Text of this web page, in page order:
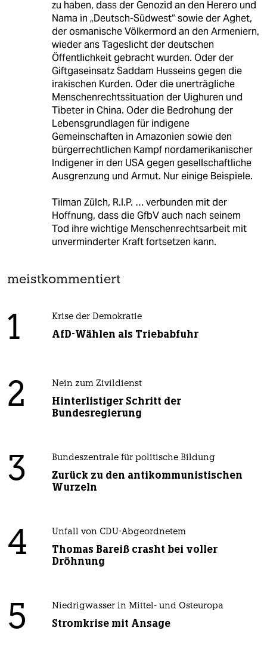
zu haben, dass der Genozid an den Herero und
Nama in „Deutsch-Südwest“ sowie der Aghet,
der osmanische Völkermord an den Armeniern,
wieder ans Tageslicht der deutschen
Öffentlichkeit gebracht wurden. Oder der
Giftgaseinsatz Saddam Husseins gegen die
irakischen Kurden. Oder die unerträgliche
Menschenrechtssituation der Uighuren und
Tibeter in China. Oder die Bedrohung der
Lebensgrundlagen für indigene
Gemeinschaften in Amazonien sowie den
bürgerrechtlichen Kampf nordamerikanischer
Indigener in den USA gegen gesellschaftliche
Ausgrenzung und Armut. Nur einige Beispiele.
Tilman Zülch, R.I.P. … verbunden mit der
Hoffnung, dass die GfbV auch nach seinem
Tod ihre wichtige Menschenrechtsarbeit mit
unverminderter Kraft fortsetzen kann.
meistkommentiert
1 Krise der Demokratie
AfD-Wählen als Triebabfuhr
2 Nein zum Zivildienst
Hinterlistiger Schritt der
Bundesregierung
3 Bundeszentrale für politische Bildung
Zurück zu den antikommunistischen
Wurzeln
4 Unfall von CDU-Abgeordnetem
Thomas Bareiß crasht bei voller
Dröhnung
5 Niedrigwasser in Mittel- und Osteuropa
Stromkrise mit Ansage